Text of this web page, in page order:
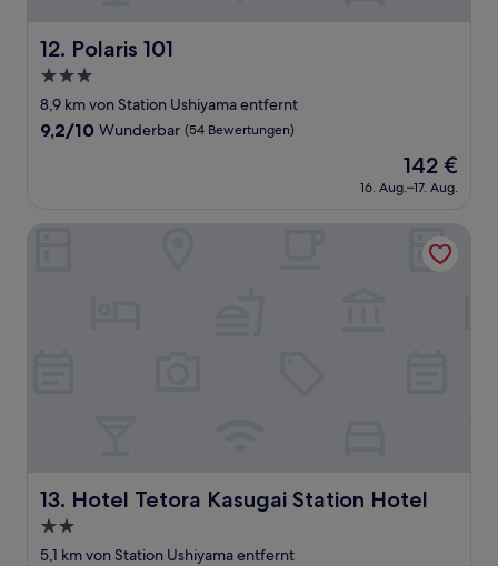
12. Polaris 101
Polaris 101
3.0-
Sterne-
Unterkunft
8,9 km von Station Ushiyama entfernt
9.2
Bewertungen)
9,2/10 Wunderbar (54 Bewertungen)
Der
Preis
beträgt
142 €
16. Aug.–17. Aug.
13. Hotel Tetora Kasugai Station Hotel
Hotel Tetora Kasugai Station Hotel
2.0-
Sterne-
5,1 km von Station Ushiyama entfernt